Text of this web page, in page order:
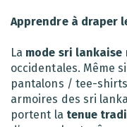
Apprendre à draper
La mode sri lankaise
occidentales. Même
pantalons / tee-
armoires des sri
portent la tenue